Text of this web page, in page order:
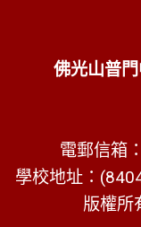
佛光山普
電郵信箱：
學校地址：
版權所